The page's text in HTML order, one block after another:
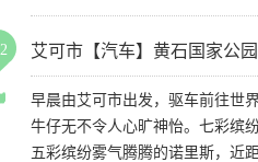
艾可市【汽车】黄石国家公
早晨由艾可市出发，驱车前往世
牛仔无不令人心旷神怡。七彩缤
五彩缤纷雾气腾腾的诺里斯，近